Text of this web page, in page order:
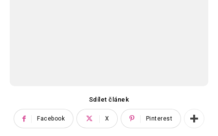
Sdílet článek
Facebook X Pinterest